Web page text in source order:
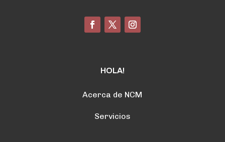
HOLA!
Acerca de NCM
Servicios